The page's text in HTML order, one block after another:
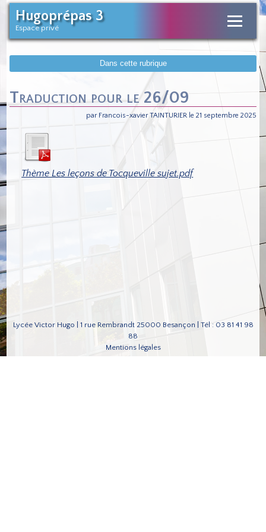
Hugoprépas 3
Espace privé
Dans cette rubrique
Traduction pour le 26/09
par Francois-xavier TAINTURIER le 21 septembre 2025
Thème Les leçons de Tocqueville sujet.pdf
Lycée Victor Hugo | 1 rue Rembrandt 25000 Besançon | Tél : 03 81 41 98
88
Mentions légales